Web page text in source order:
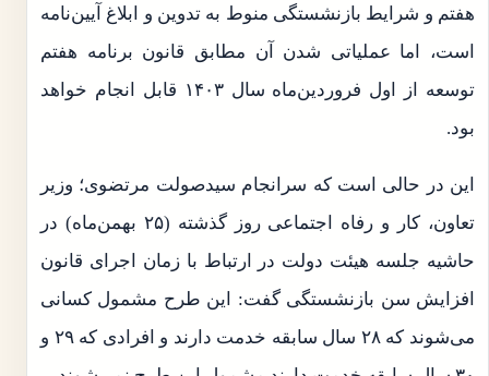
هفتم و شرایط بازنشستگی منوط به تدوین و ابلاغ آیین‌نامه
است، اما عملیاتی شدن آن مطابق قانون برنامه هفتم
توسعه از اول فروردین‌ماه سال ۱۴۰۳ قابل انجام خواهد
بود.
این در حالی است که سرانجام سیدصولت مرتضوی؛ وزیر
تعاون، کار و رفاه اجتماعی روز گذشته (۲۵ بهمن‌ماه) در
حاشیه جلسه هیئت دولت در ارتباط با زمان اجرای قانون
افزایش سن بازنشستگی گفت: این طرح مشمول کسانی
می‌شوند که ۲۸ سال سابقه خدمت دارند و افرادی که ۲۹ و